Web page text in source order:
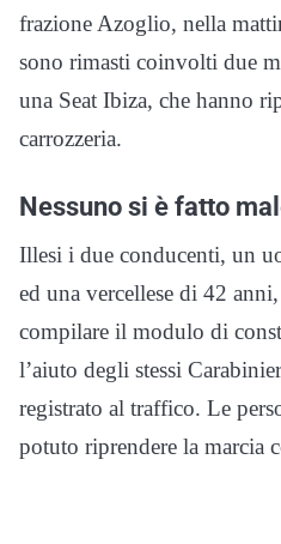
frazione Azoglio, nella
sono rimasti coinvolti due
una Seat Ibiza, che hanno
carrozzeria.
Nessuno si è fatto
Illesi i due conducenti, un
ed una vercellese di 42
compilare il modulo di
l’aiuto degli stessi
registrato al traffico. Le
potuto riprendere la marcia